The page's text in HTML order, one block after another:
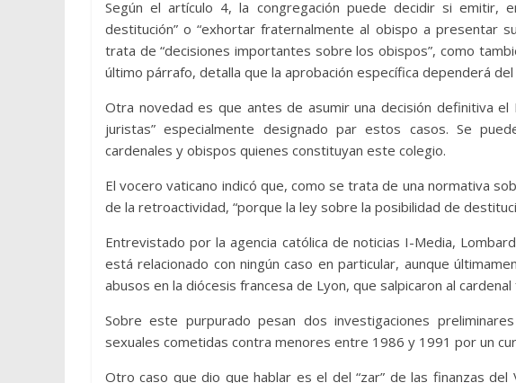
Según el artículo 4, la congregación puede decidir si emitir,
destitución” o “exhortar fraternalmente al obispo a presentar
trata de “decisiones importantes sobre los obispos”, como
último párrafo, detalla que la aprobación específica dependerá del
Otra novedad es que antes de asumir una decisión definitiva
juristas” especialmente designado par estos casos. Se
cardenales y obispos quienes constituyan este colegio.
El vocero vaticano indicó que, como se trata de una normativa
de la retroactividad, “porque la ley sobre la posibilidad de
Entrevistado por la agencia católica de noticias I-Media,
está relacionado con ningún caso en particular, aunque
abusos en la diócesis francesa de Lyon, que salpicaron al
Sobre este purpurado pesan dos investigaciones
sexuales cometidas contra menores entre 1986 y 1991 por un
Otro caso que dio que hablar es el del “zar” de las finanzas del